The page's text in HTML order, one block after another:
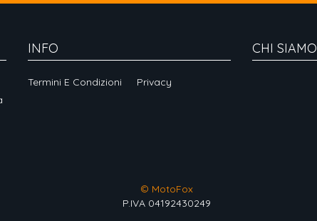
INFO
Termini E Condizioni Privacy
CHI SIAMO
© MotoFox
P.IVA 04192430249